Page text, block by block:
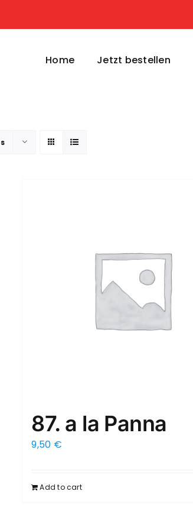
Home Jetzt bestellen
87. a la Panna
9,50 €
Add to cart